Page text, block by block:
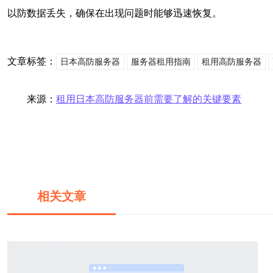
以防数据丢失，确保在出现问题时能够迅速恢复。
文章标签： 日本高防服务器 服务器租用指南 租用高防服务器
来源： 租用日本高防服务器前需要了解的关键要素
相关文章